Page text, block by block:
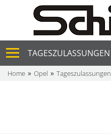
TAGESZULASSUNGEN
Home Opel Tageszulassungen